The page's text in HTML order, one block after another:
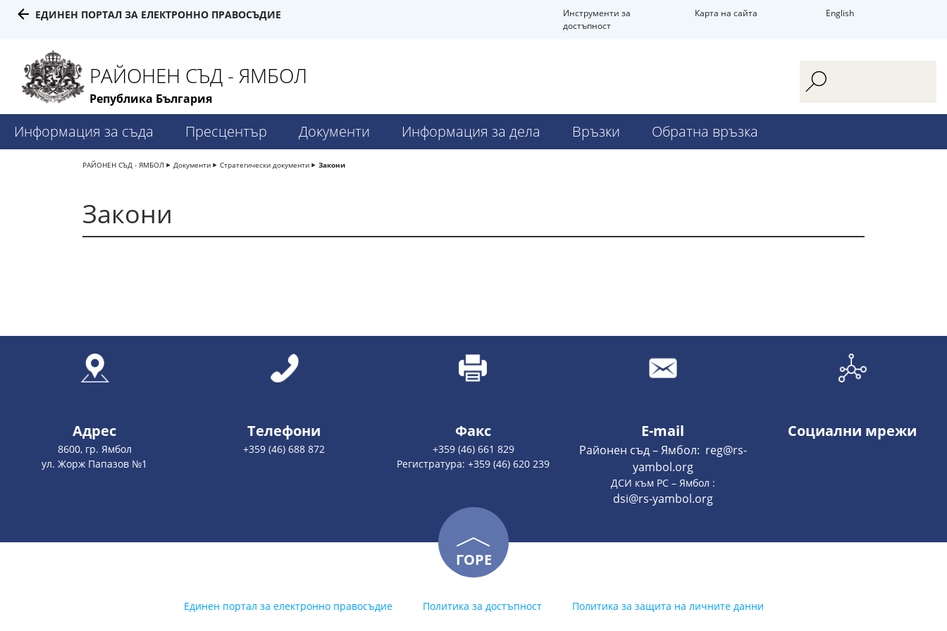
ЕДИНЕН ПОРТАЛ ЗА ЕЛЕКТРОННО ПРАВОСЪДИЕ
Инструменти за
достъпност
Карта на сайта English
РАЙОНЕН СЪД - ЯМБОЛ
Република България
Информация за съда Пресцентър Документи Информация за дела Връзки Обратна връзка
РАЙОНЕН СЪД - ЯМБОЛ Документи Стратегически документи Закони
Закони
Адрес
8600, гр. Ямбол
ул. Жорж Папазов №1
Телефони
+359 (46) 688 872
Факс
+359 (46) 661 829
Регистратура: +359 (46) 620 239
E-mail
Районен съд – Ямбол: reg@rs-
yambol.org
ДСИ към РС – Ямбол :
dsi@rs-yambol.org
Социални мрежи
ГОРЕ
Единен портал за електронно правосъдие Политика за достъпност Политика за защита на личните данни